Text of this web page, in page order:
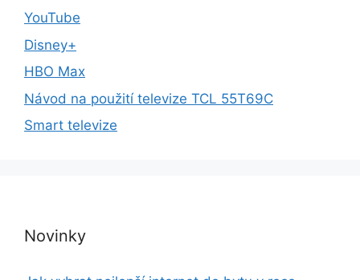
YouTube
Disney+
HBO Max
Návod na použití televize TCL 55T69C
Smart televize
Novinky